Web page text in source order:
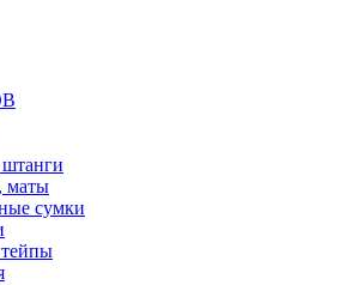
маты
сумки